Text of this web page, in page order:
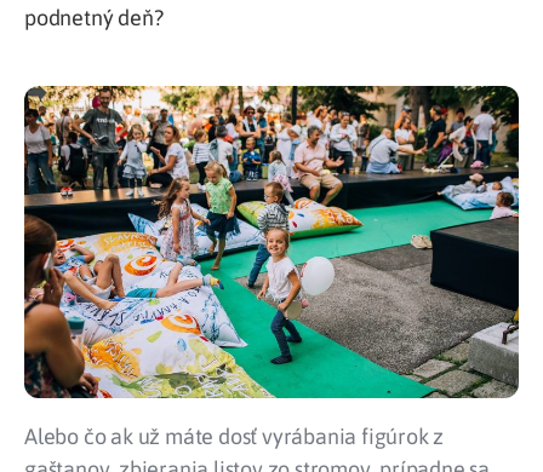
podnetný deň?
Alebo čo ak už máte dosť vyrábania figúrok z